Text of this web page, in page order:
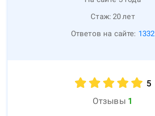
Стаж: 20лет
Ответов на сайте: 1332
5
Отзывы 1